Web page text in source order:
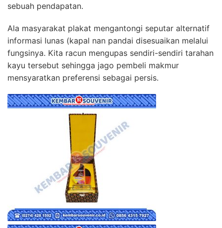
sebuah pendapatan.
Ala masyarakat plakat mengantongi seputar alternatif
informasi lunas (kapal nan pandai disesuaikan melalui
fungsinya. Kita racun mengupas sendiri-sendiri tarahan
kayu tersebut sehingga jago pembeli makmur
mensyaratkan preferensi sebagai persis.